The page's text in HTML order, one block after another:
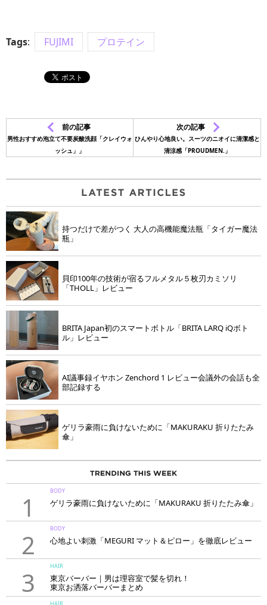
Tags: FUJIMI プロテイン
前の記事
男性おすすめ泡立て不要炭酸洗顔「クレイウォ
ッシュ」」
次の記事
ひんやり心地良い。スーツのニオイに清潔感と
清涼感「PROUDMEN.」
持つだけで差がつく 大人の高機能魔法瓶「タイガー魔法
瓶」
貝印100年の技術が宿るフルメタル５枚刃カミソリ
「THOLL」レビュー
BRITA Japan初のスマートボトル「BRITA LARQ iQボト
ル」レビュー
AI議事録イヤホン Zenchord 1 レビュー会議外の会話も全
部記録する
ゲリラ豪雨に負けないために「MAKURAKU 折りたたみ
傘」
1
BODY
ゲリラ豪雨に負けないために「MAKURAKU 折りたたみ傘」
2
BODY
心地よい刺激「MEGURI マット＆ピロー」を徹底レビュー
3
HAIR
東京バーバー｜男は理容室で髪を切れ！
東京お洒落バーバーまとめ